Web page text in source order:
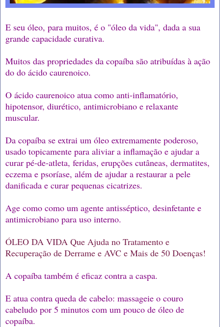
E seu óleo, para muitos, é o "óleo da vida", dada a sua
grande capacidade curativa.
Muitos das propriedades da copaíba são atribuídas à ação
do do ácido caurenoico.
O ácido caurenoico atua como anti-inflamatório,
hipotensor, diurético, antimicrobiano e relaxante
muscular.
Da copaíba se extrai um óleo extremamente poderoso,
usado topicamente para aliviar a inflamação e ajudar a
curar pé-de-atleta, feridas, erupções cutâneas, dermatites,
eczema e psoríase, além de ajudar a restaurar a pele
danificada e curar pequenas cicatrizes.
Age como como um agente antisséptico, desinfetante e
antimicrobiano para uso interno.
ÓLEO DA VIDA Que Ajuda no Tratamento e
Recuperação de Derrame e AVC e Mais de 50 Doenças!
A copaíba também é eficaz contra a caspa.
E atua contra queda de cabelo: massageie o couro
cabeludo por 5 minutos com um pouco de óleo de
copaíba.